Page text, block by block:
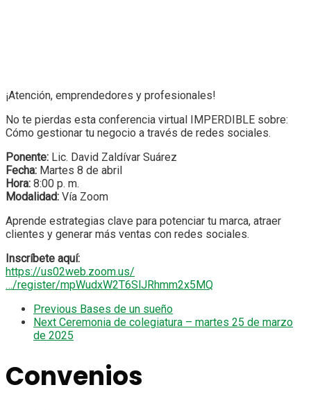
¡Atención, emprendedores y profesionales!
No te pierdas esta conferencia virtual IMPERDIBLE sobre:
Cómo gestionar tu negocio a través de redes sociales.
Ponente: Lic. David Zaldívar Suárez
Fecha: Martes 8 de abril
Hora: 8:00 p. m.
Modalidad: Vía Zoom
Aprende estrategias clave para potenciar tu marca, atraer
clientes y generar más ventas con redes sociales.
Inscríbete aquí:
https://us02web.zoom.us/
…/register/mpWudxW2T6SlJRhmm2x5MQ
Previous Bases de un sueño
Next Ceremonia de colegiatura – martes 25 de marzo
de 2025
Convenios